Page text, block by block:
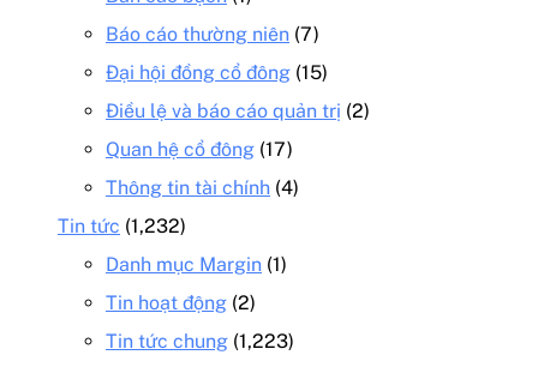
Báo cáo thường niên (7)
Đại hội đồng cổ đông (15)
Điều lệ và báo cáo quản trị (2)
Quan hệ cổ đông (17)
Thông tin tài chính (4)
Tin tức (1,232)
Danh mục Margin (1)
Tin hoạt động (2)
Tin tức chung (1,223)